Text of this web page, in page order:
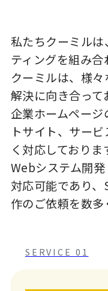
私たちクーミル
ティングを組み合
クーミルは、様
解決に向き合って
企業ホームペー
トサイト、サー
く対応しており
Webシステム開
対応可能であり
作のご依頼を数多
SERVICE 01